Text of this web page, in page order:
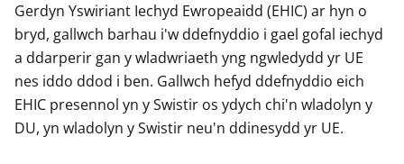
Gerdyn Yswiriant Iechyd Ewropeaidd (EHIC) ar hyn o
bryd, gallwch barhau i'w ddefnyddio i gael gofal iechyd
a ddarperir gan y wladwriaeth yng ngwledydd yr UE
nes iddo ddod i ben. Gallwch hefyd ddefnyddio eich
EHIC presennol yn y Swistir os ydych chi'n wladolyn y
DU, yn wladolyn y Swistir neu'n ddinesydd yr UE.